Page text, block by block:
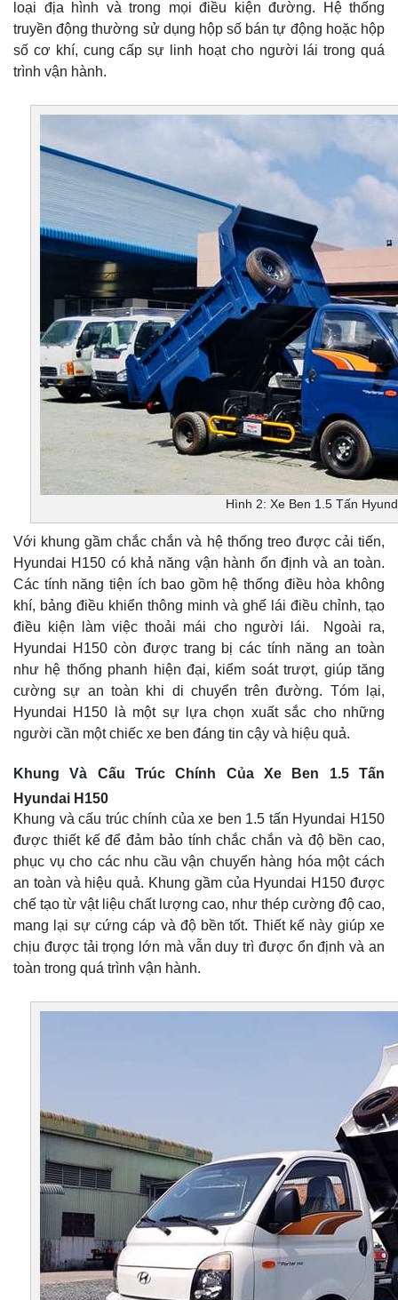
loại địa hình và trong mọi điều kiện đường. Hệ thống
truyền động thường sử dụng hộp số bán tự động hoặc hộp
số cơ khí, cung cấp sự linh hoạt cho người lái trong quá
trình vận hành.
Hình 2: Xe Ben 1.5 Tấn
Với khung gầm chắc chắn và hệ thống treo được cải tiến,
Hyundai H150 có khả năng vận hành ổn định và an toàn.
Các tính năng tiện ích bao gồm hệ thống điều hòa không
khí, bảng điều khiển thông minh và ghế lái điều chỉnh, tạo
điều kiện làm việc thoải mái cho người lái. Ngoài ra,
Hyundai H150 còn được trang bị các tính năng an toàn
như hệ thống phanh hiện đại, kiểm soát trượt, giúp tăng
cường sự an toàn khi di chuyển trên đường. Tóm lại,
Hyundai H150 là một sự lựa chọn xuất sắc cho những
người cần một chiếc xe ben đáng tin cậy và hiệu quả.
Khung Và Cấu Trúc Chính Của Xe Ben 1.5 Tấn
Hyundai H150
Khung và cấu trúc chính của xe ben 1.5 tấn Hyundai H150
được thiết kế để đảm bảo tính chắc chắn và độ bền cao,
phục vụ cho các nhu cầu vận chuyển hàng hóa một cách
an toàn và hiệu quả. Khung gầm của Hyundai H150 được
chế tạo từ vật liệu chất lượng cao, như thép cường độ cao,
mang lại sự cứng cáp và độ bền tốt. Thiết kế này giúp xe
chịu được tải trọng lớn mà vẫn duy trì được ổn định và an
toàn trong quá trình vận hành.